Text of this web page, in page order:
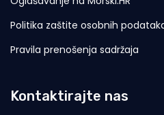
Politika zaštite osobnih
Pravila prenošenja sadržaja
Kontaktirajte nas